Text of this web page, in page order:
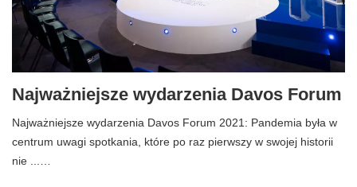
Najważniejsze wydarzenia Davos Forum
Najważniejsze wydarzenia Davos Forum 2021: Pandemia była w
centrum uwagi spotkania, które po raz pierwszy w swojej historii
nie ...…